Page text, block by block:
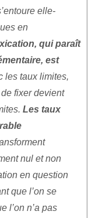
elle-
en
qui paraît
est
les taux limites,
de fixer devient
Les taux
nul et non
en question
que l’on se
l’on n’a pas